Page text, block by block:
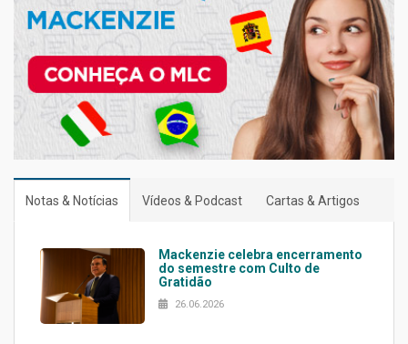
Notas & Notícias Vídeos & Podcast Cartas & Artigos
Mackenzie celebra encerramento
do semestre com Culto de
Gratidão
26.06.2026